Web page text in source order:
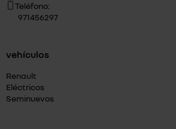
Teléfono:
971456297
vehículos
Renault
Eléctricos
Seminuevos